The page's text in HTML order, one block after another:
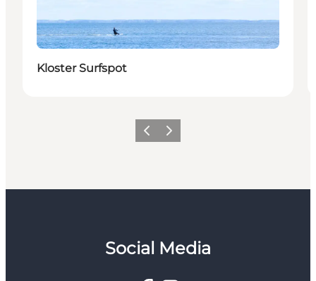
Kloster Surfspot
ForrigeNæste
Social Media